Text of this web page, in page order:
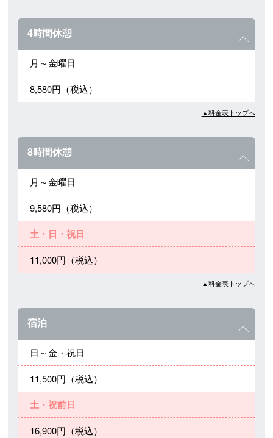
4時間休憩
月～金曜日
8,580円（税込）
▲料金表トップへ
8時間休憩
月～金曜日
9,580円（税込）
土・日・祝日
11,000円（税込）
▲料金表トップへ
宿泊
日～金・祝日
11,500円（税込）
土・祝前日
16,900円（税込）